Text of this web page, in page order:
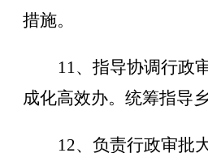
措施。
11、 指导协调行政
成化高效办。统筹指导
12、 负责行政审批